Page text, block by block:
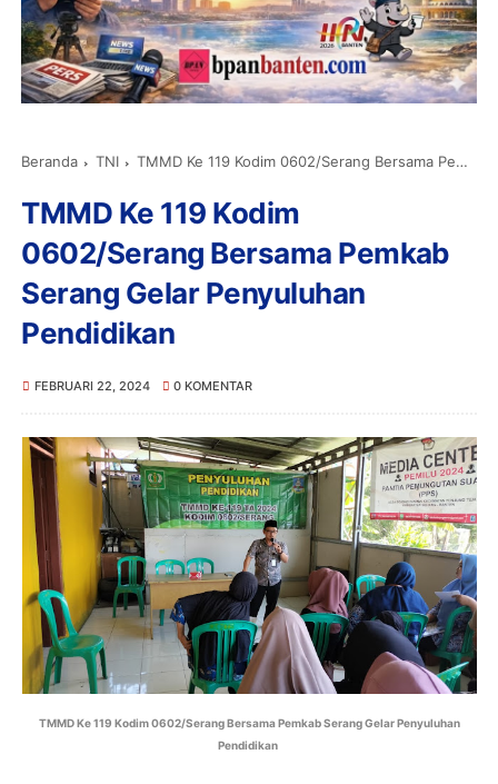
Beranda TNI TMMD Ke 119 Kodim 0602/Serang Bersama Pemkab Serang Gelar Penyuluhan Pendidikan
TMMD Ke 119 Kodim
0602/Serang Bersama Pemkab
Serang Gelar Penyuluhan
Pendidikan
FEBRUARI 22, 2024 0 KOMENTAR
TMMD Ke 119 Kodim 0602/Serang Bersama Pemkab Serang Gelar Penyuluhan
Pendidikan